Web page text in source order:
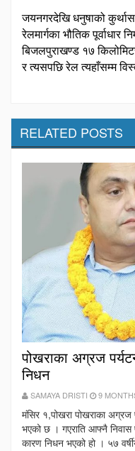
जयनगरदेखि धनुषाको
रेलमार्गका भौतिक पूर्वाधार
बिजलपुराखण्ड १७
र त्यसपछि रेल त्यहाँसम्म
RELATED POSTS
पोखराका अग्रज
निधन
SAMAYA DRISTI 9
मंसिर १,पोखरा पोखराका अग्रज
भएको छ । गएराति आफ्नै निवास
कारण निधन भएको हो । ५७